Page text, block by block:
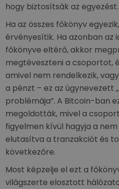
hogy biztosítsák az egyezést.
Ha az összes főkönyv
érvényesítik. Ha azonban az
főkönyve eltérő, akkor
megtéveszteni a csoportot,
amivel nem rendelkezik,
a pénzt – ez az úgynevezett
problémája”. A Bitcoin-ban
megoldották, mivel a
figyelmen kívül hagyja a
elutasítva a tranzakciót és
következőre.
Most képzelje el ezt a
világszerte elosztott